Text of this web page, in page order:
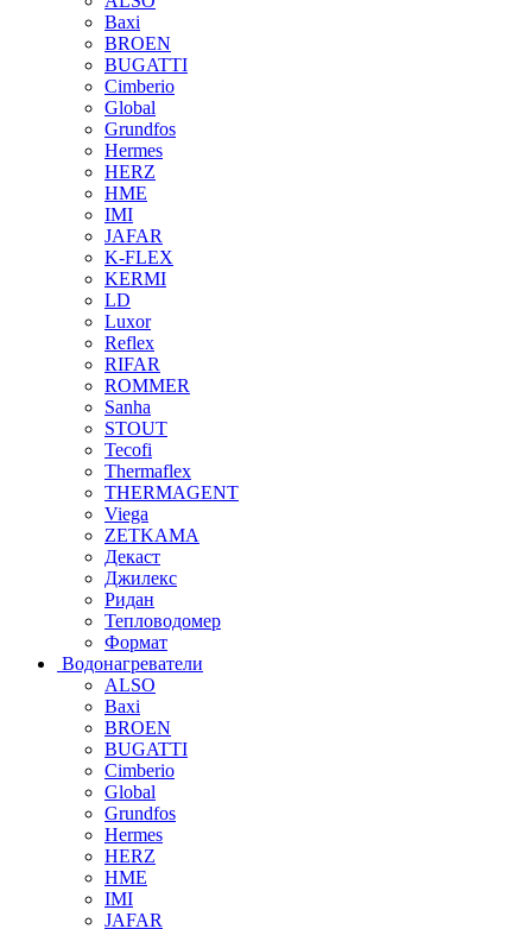
Baxi
BROEN
BUGATTI
Cimberio
Global
Grundfos
Hermes
HERZ
HME
IMI
JAFAR
K-FLEX
KERMI
LD
Luxor
Reflex
RIFAR
ROMMER
Sanha
STOUT
Tecofi
Thermaflex
THERMAGENT
Viega
ZETKAMA
Декаст
Джилекс
Ридан
Тепловодомер
Формат
Водонагреватели
ALSO
Baxi
BROEN
BUGATTI
Cimberio
Global
Grundfos
Hermes
HERZ
HME
IMI
JAFAR